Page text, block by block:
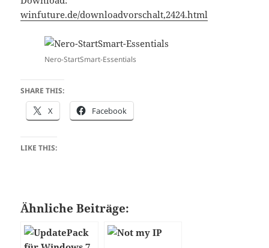
winfuture.de/downloadvorschalt,2424.html
Nero-StartSmart-Essentials
SHARE THIS:
X Facebook
LIKE THIS:
Ähnliche Beiträge: